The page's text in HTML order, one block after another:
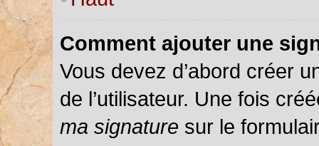
Comment ajouter une
Vous devez d’abord créer
de l’utilisateur. Une fois
ma signature sur le